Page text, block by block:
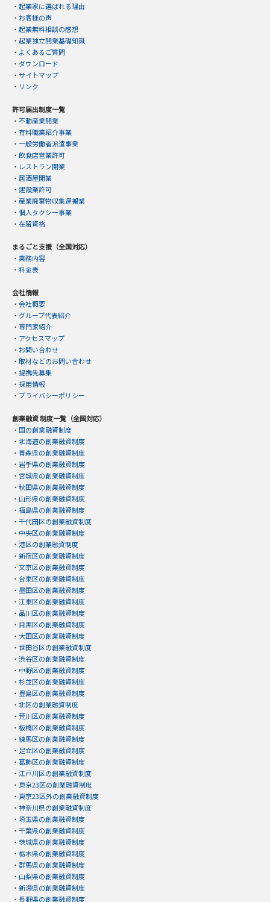
・ 起業家に選ばれる理由
・ お客様の声
・ 起業無料相談の感想
・ 起業独立開業基礎知識
・ よくあるご質問
・ ダウンロード
・ サイトマップ
・ リンク
許可届出制度一覧
・ 不動産業開業
・ 有料職業紹介事業
・ 一般労働者派遣事業
・ 飲食店営業許可
・ レストラン開業
・ 居酒屋開業
・ 建設業許可
・ 産業廃棄物収集運搬業
・ 個人タクシー事業
・ 在留資格
まるごと支援（全国対応）
・ 業務内容
・ 料金表
会社情報
・ 会社概要
・ グループ代表紹介
・ 専門家紹介
・ アクセスマップ
・ お問い合わせ
・ 取材などのお問い合わせ
・ 提携先募集
・ 採用情報
・ プライバシーポリシー
創業融資 制度一覧（全国対応）
・ 国の創業融資制度
・ 北海道の創業融資制度
・ 青森県の創業融資制度
・ 岩手県の創業融資制度
・ 宮城県の創業融資制度
・ 秋田県の創業融資制度
・ 山形県の創業融資制度
・ 福島県の創業融資制度
・ 千代田区の創業融資制度
・ 中央区の創業融資制度
・ 港区の創業融資制度
・ 新宿区の創業融資制度
・ 文京区の創業融資制度
・ 台東区の創業融資制度
・ 墨田区の創業融資制度
・ 江東区の創業融資制度
・ 品川区の創業融資制度
・ 目黒区の創業融資制度
・ 大田区の創業融資制度
・ 世田谷区の創業融資制度
・ 渋谷区の創業融資制度
・ 中野区の創業融資制度
・ 杉並区の創業融資制度
・ 豊島区の創業融資制度
・ 北区の創業融資制度
・ 荒川区の創業融資制度
・ 板橋区の創業融資制度
・ 練馬区の創業融資制度
・ 足立区の創業融資制度
・ 葛飾区の創業融資制度
・ 江戸川区の創業融資制度
・ 東京23区の創業融資制度
・ 東京23区外の創業融資制度
・ 神奈川県の創業融資制度
・ 埼玉県の創業融資制度
・ 千葉県の創業融資制度
・ 茨城県の創業融資制度
・ 栃木県の創業融資制度
・ 群馬県の創業融資制度
・ 山梨県の創業融資制度
・ 新潟県の創業融資制度
・ 長野県の創業融資制度